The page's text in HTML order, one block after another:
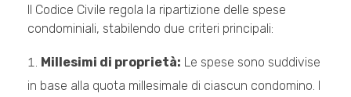
Il Codice Civile regola la ripartizione delle spese
condominiali, stabilendo due criteri principali:
Millesimi di proprietà: Le spese sono suddivise
in base alla quota millesimale di ciascun condomino. I